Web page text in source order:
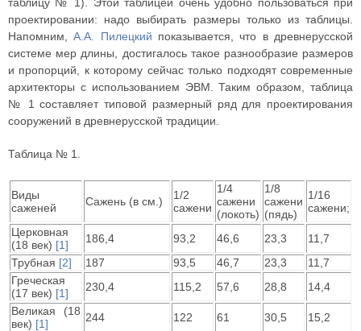
проектировании: надо выбирать размеры только из таблицы.
Напомним,А.А. Пилецкий показывается, что в древнерусской
системе мер длины, достигалось такое разнообразие размеров
и пропорций, к которому сейчас только подходят современные
архитекторы с использованием ЭВМ. Таким образом, таблица
№ 1 составляет типовой размерный ряд для проектирования
сооружений в древнерусской традиции.
Таблица № 1.
Виды
саженей
Сажень (в см.)
1/2
сажени
1/4
сажени
(локоть)
1/8
сажени
(пядь)
1/16
сажени;
Церковная
(18 век) [1] 186,4 93,2 46,6 23,3
11,7
Трубная [2] 187 93,5 46,7 23,3
11,7
Греческая
(17 век) [1] 230,4 115,2 57,6 28,8
14,4
Великая (18
век) [1] 244 122 61 30,5
15,2